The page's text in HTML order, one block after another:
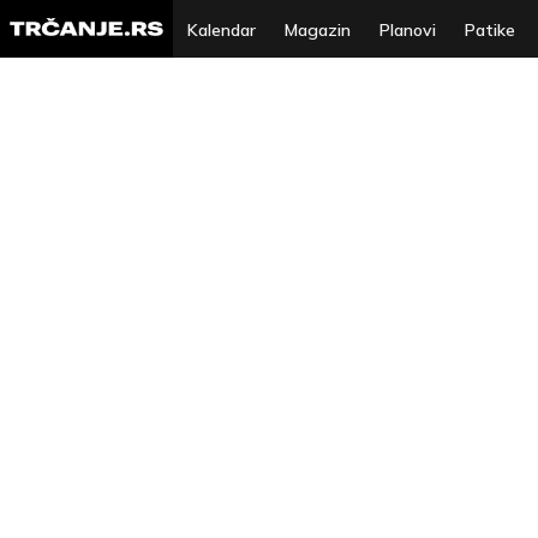
Kalendar Magazin Planovi Patike